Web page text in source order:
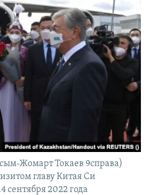
Жомарт Токаев 9справа)
главу Китая Си
сентября 2022 года